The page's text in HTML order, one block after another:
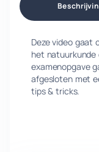
Deze video gaat
het natuurkunde
examenopgave
afgesloten met
tips & tricks.